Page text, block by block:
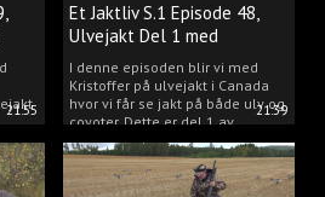
21:55 21:39
Et Jaktliv S.1 Episode 48,
Ulvejakt Del 1 med
Kristoffer Clausen.
I denne episoden blir vi med
Kristoffer på ulvejakt i Canada
hvor vi får se jakt på både ulv og
coyoter. Dette er del 1 av
ulvejakten.